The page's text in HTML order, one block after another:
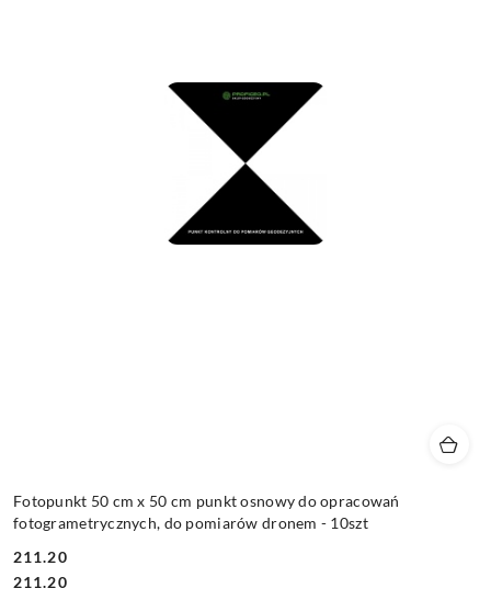
Fotopunkt 50 cm x 50 cm punkt osnowy do opracowań
fotogrametrycznych, do pomiarów dronem - 10szt
Cena:
211.20
Cena:
211.20